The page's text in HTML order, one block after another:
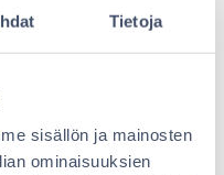
Tietoja
sisällön ja mainosten
ominaisuuksien